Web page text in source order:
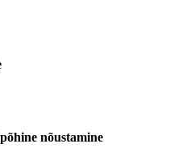
nõustamine